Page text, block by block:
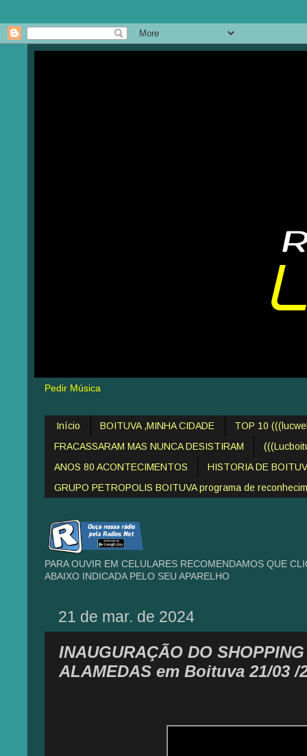
Pedir Música
Início BOITUVA ,MINHA CIDADE
TOP 10
FRACASSARAM MAS NUNCA DESISTIRAM
ANOS 80 ACONTECIMENTOS
HISTORIA DE
GRUPO PETROPOLIS BOITUVA programa de
PARA OUVIR EM CELULARES RECOMENDAMOS QUE
ABAIXO INDICADA PELO SEU APARELHO
21 de mar. de 2024
INAUGURAÇÃO DO
ALAMEDAS em Boituva 21/03 /